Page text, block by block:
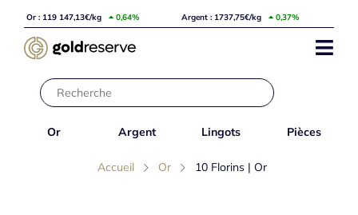
Or : 119 147,13€/kg 0,64% Argent : 1737,75€/kg 0,37%
Or Argent Lingots Pièces
Accueil Or 10 Florins | Or